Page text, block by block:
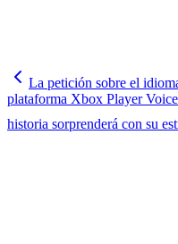
La petición sobre el
plataforma Xbox Player Voice
historia sorprenderá con su